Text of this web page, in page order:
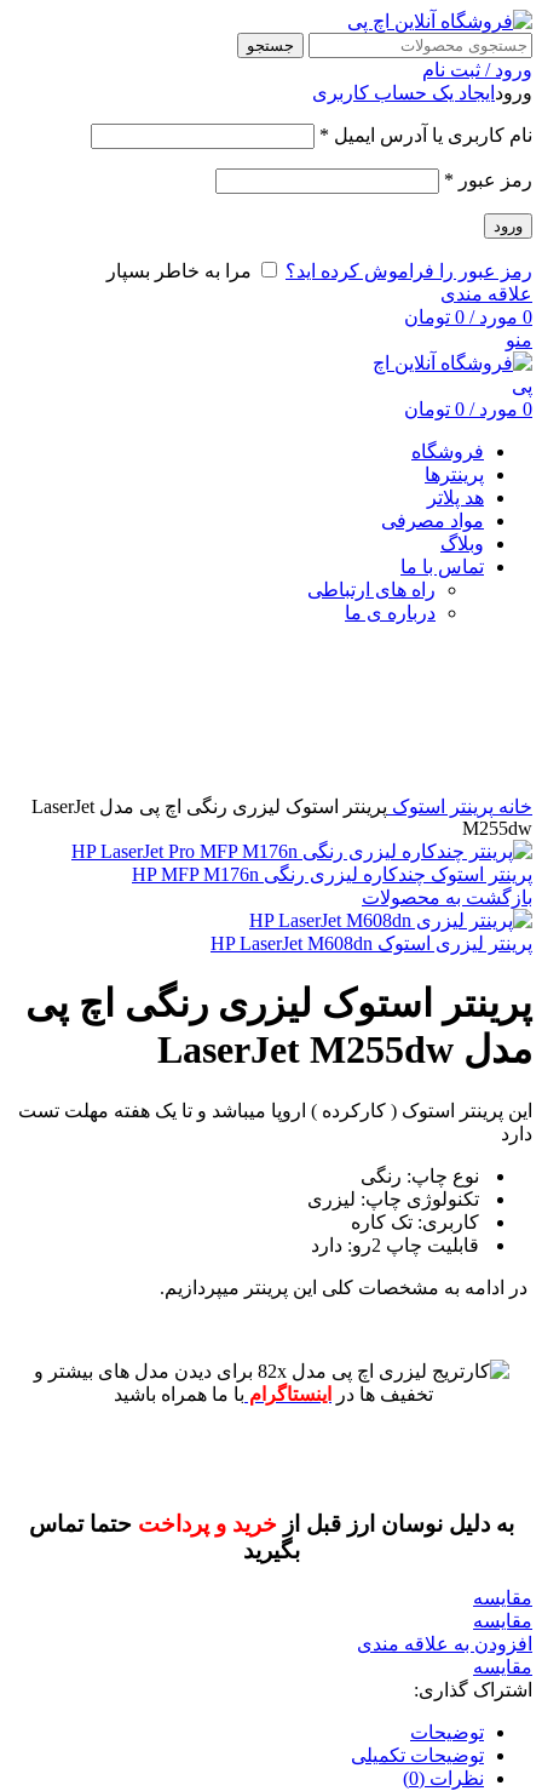
جستجو
ورود / ثبت نام
ورود ایجاد یک حساب کاربری
نام کاربری یا آدرس ایمیل *
رمز عبور *
ورود
رمز عبور را فراموش کرده اید؟
مرا به خاطر بسپار
علاقه مندی
0 مورد /
0 تومان
منو
0 مورد /
0 تومان
فروشگاه
پرینترها
هد پلاتر
مواد مصرفی
وبلاگ
تماس با ما
راه های ارتباطی
درباره ی ما
خانه پرینتر استوک
پرینتر استوک لیزری رنگی اچ پی مدل LaserJet
M255dw
پرینتر استوک چندکاره لیزری رنگی HP MFP M176n
بازگشت به محصولات
پرینتر لیزری استوک HP LaserJet M608dn
پرینتر استوک لیزری رنگی اچ پی
مدل LaserJet M255dw
این پرینتر استوک ( کارکرده ) اروپا میباشد و تا یک هفته مهلت تست
دارد
نوع چاپ: رنگی
تکنولوژی چاپ: لیزری
کاربری: تک کاره
قابلیت چاپ 2رو: دارد
در ادامه به مشخصات کلی این پرینتر میپردازیم.
برای دیدن مدل های بیشتر و
تخفیف ها در
اینستاگرام با ما همراه باشید
به دلیل نوسان ارز قبل از خرید و پرداختحتما تماس
بگیرید
مقايسه
مقایسه
افزودن به علاقه مندی
مقایسه
اشتراک گذاری:
توضیحات
توضیحات تکمیلی
نظرات (0)